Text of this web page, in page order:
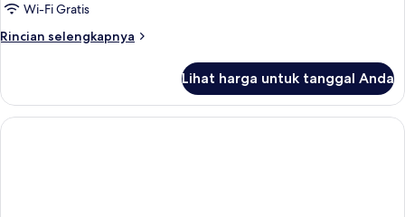
Wi-Fi Gratis
Rincian selengkapnya
Rincian
Kamar
Lihat harga untuk tanggal Anda